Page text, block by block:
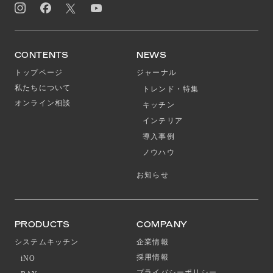
CONTENTS
トップページ
私たちについて
オンライン相談
NEWS
ジャーナル
トレンド・特集
キッチン
インテリア
導入事例
ノウハウ
お知らせ
PRODUCTS
システムキッチン
iNO
COMPANY
企業情報
採用情報